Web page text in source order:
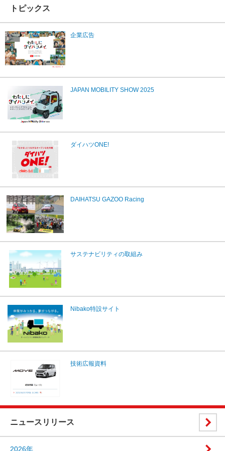
トピックス
企業広告
JAPAN MOBILITY SHOW 2025
ダイハツONE!
DAIHATSU GAZOO Racing
サステナビリティの取組み
Nibako特設サイト
技術広報資料
ニュースリリース
2026年